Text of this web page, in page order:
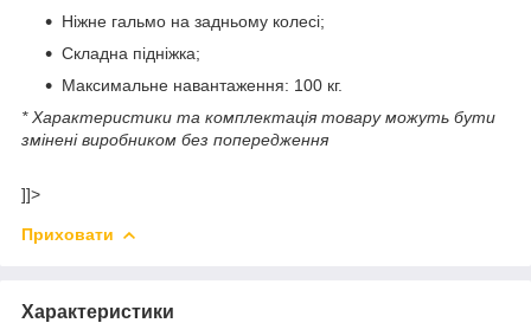
Ніжне гальмо на задньому колесі;
Складна підніжка;
Максимальне навантаження: 100 кг.
* Характеристики та комплектація товару можуть бути
змінені виробником без попередження
]]>
Приховати
Характеристики